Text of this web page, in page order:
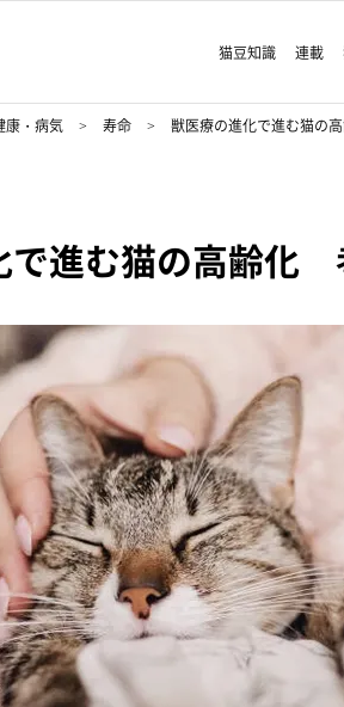
猫豆知識 連載
康・病気 寿命 獣医療の進化で進む猫の
で進む猫の高齢化